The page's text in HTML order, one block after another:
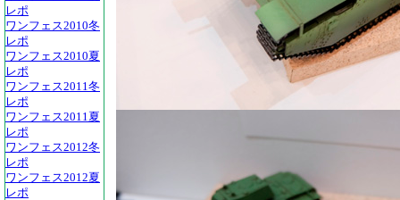
レポ
ワンフェス2010冬
レポ
ワンフェス2010夏
レポ
ワンフェス2011冬
レポ
ワンフェス2011夏
レポ
ワンフェス2012冬
レポ
ワンフェス2012夏
レポ